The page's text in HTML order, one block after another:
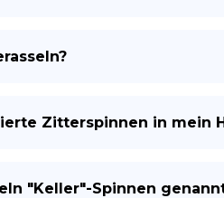
Zitterspinnen in mein
"Keller"-Spinnen